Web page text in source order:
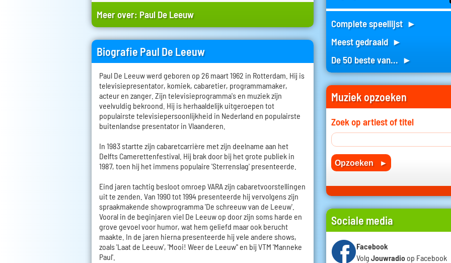
Meer over: Paul De Leeuw
Biografie Paul De Leeuw
Paul De Leeuw werd geboren op 26 maart 1962 in Rotterdam. Hij is
televisiepresentator, komiek, cabaretier, programmamaker,
acteur en zanger. Zijn televisieprogramma's en muziek zijn
veelvuldig bekroond. Hij is herhaaldelijk uitgeroepen tot
populairste televisiepersoonlijkheid in Nederland en populairste
buitenlandse presentator in Vlaanderen.
In 1983 startte zijn cabaretcarrière met zijn deelname aan het
Delfts Camerettenfestival. Hij brak door bij het grote publiek in
1987, toen hij het immens populaire 'Sterrenslag' presenteerde.
Eind jaren tachtig besloot omroep VARA zijn cabaretvoorstellingen
uit te zenden. Van 1990 tot 1994 presenteerde hij vervolgens zijn
spraakmakende showprogramma 'De schreeuw van de Leeuw'.
Vooral in de beginjaren viel De Leeuw op door zijn soms harde en
grove gevoel voor humor, wat hem geliefd maar ook berucht
maakte. In de jaren hierna presenteerde hij vele andere shows,
zoals 'Laat de Leeuw', 'Mooi! Weer de Leeuw'' en bij VTM 'Manneke
Paul'.
Complete speellijst ►
Meest gedraaid ►
De 50 beste van... ►
Muziek opzoeken
Zoek op artiest of titel
Sociale media
Facebook
Volg Jouwradio op Facebook